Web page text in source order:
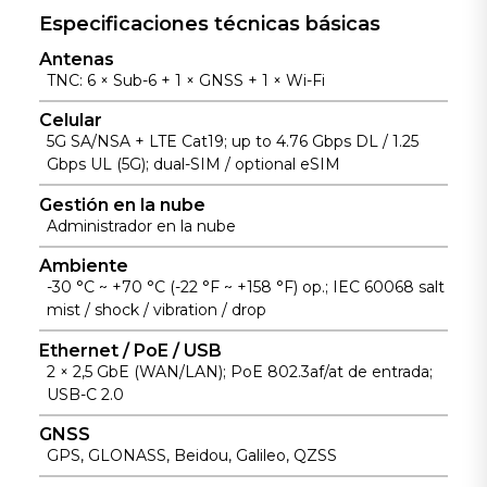
(PoE), lo que
permite la
transmisión de
datos y
energía
mediante un
único cable
para simplificar
las
instalaciones
en exteriores.
para aumentar
de TI y reducir
presenciales.
para una
su
en mapas en
Especificaciones técnicas básicas
Antenas
TNC: 6 × Sub-6 + 1 × GNSS + 1 × Wi-Fi
Celular
5G SA/NSA + LTE Cat19; up to 4.76 Gbps DL / 1.25
Gbps UL (5G); dual-SIM / optional eSIM
Gestión en la nube
Administrador en la nube
Ambiente
-30 °C ~ +70 °C (-22 °F ~ +158 °F) op.; IEC 60068 salt
mist / shock / vibration / drop
Ethernet / PoE / USB
2 × 2,5 GbE (WAN/LAN); PoE 802.3af/at de entrada;
USB-C 2.0
GNSS
GPS, GLONASS, Beidou, Galileo, QZSS